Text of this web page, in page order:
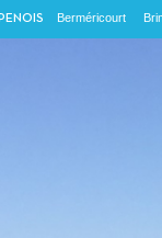
Berméricourt